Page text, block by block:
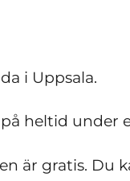
i Uppsala.
heltid under
är gratis. Du